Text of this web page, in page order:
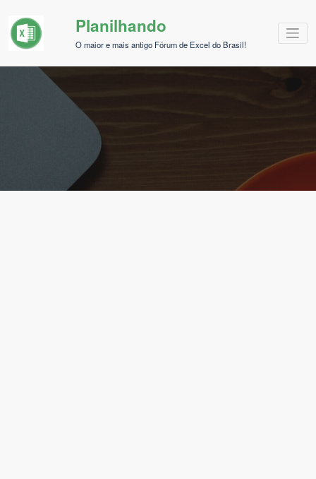
para
conteúdo
Planilhando
O maior e mais antigo Fórum de Excel do Brasil!